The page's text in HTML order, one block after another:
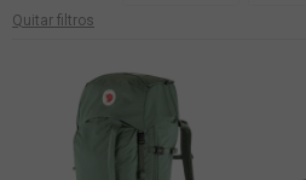
Quitar filtros